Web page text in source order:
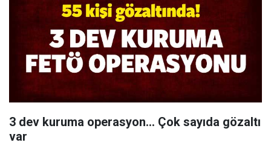
3 dev kuruma operasyon... Çok sayıda gözaltı
var